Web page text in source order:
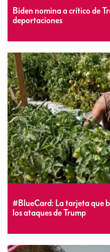
Biden nomina a crítico de
deportaciones
#BlueCard: La tarjeta que
los ataques de Trump